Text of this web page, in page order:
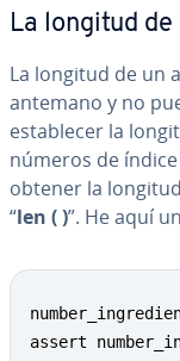
La longitud
La longitud de un
antemano y no
es­ta­ble­cer la
números de
obtener la
“len ( )”. He aquí
assert